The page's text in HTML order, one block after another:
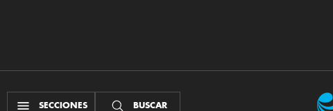
SECCIONES BUSCAR